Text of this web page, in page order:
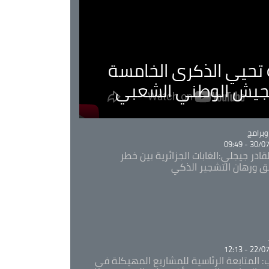
تحيي الذكرى الخامسة
الوطني الشعبي
30/07/
جيجلي:الغابات الجزائرية بين خطر
ورهان التشجير الذكي
22/07/
المتابعة الرئاسية للمشاريع المهيكلة في